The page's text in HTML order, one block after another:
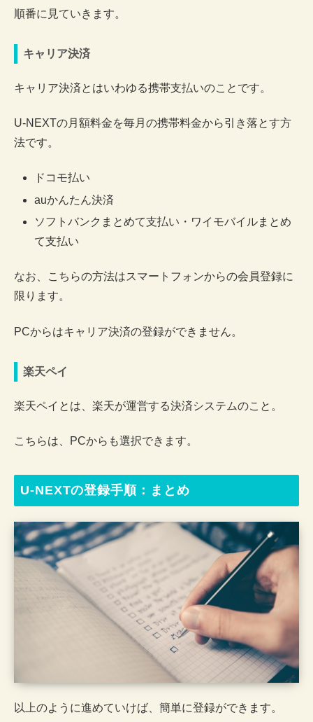
順番に見ていきます。
キャリア決済
キャリア決済とはいわゆる携帯支払いのことです。
U-NEXTの月額料金を毎月の携帯料金から引き落とす方
法です。
ドコモ払い
auかんたん決済
ソフトバンクまとめて支払い・ワイモバイルまとめ
て支払い
なお、こちらの方法はスマートフォンからの会員登録に
限ります。
PCからはキャリア決済の登録ができません。
楽天ペイ
楽天ペイとは、楽天が運営する決済システムのこと。
こちらは、PCからも選択できます。
U-NEXTの登録手順：まとめ
以上のように進めていけば、簡単に登録ができます。